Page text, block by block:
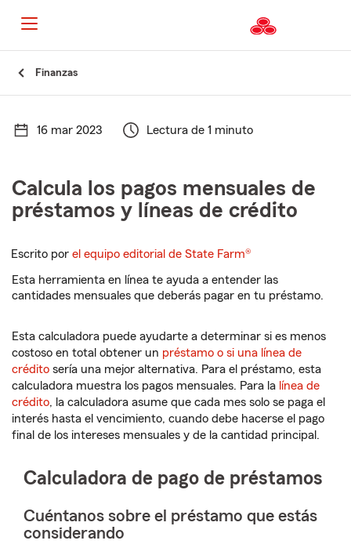
Finanzas
16 mar 2023 Lectura de 1 minuto
Calcula los pagos mensuales de
préstamos y líneas de crédito
Escrito porel equipo editorial de State Farm®
Esta herramienta en línea te ayuda a entender las
cantidades mensuales que deberás pagar en tu préstamo.
Esta calculadora puede ayudarte a determinar si es menos
costoso en total obtener un préstamo o si una línea de
crédito sería una mejor alternativa. Para el préstamo, esta
calculadora muestra los pagos mensuales. Para la línea de
crédito, la calculadora asume que cada mes solo se paga el
interés hasta el vencimiento, cuando debe hacerse el pago
final de los intereses mensuales y de la cantidad principal.
Calculadora de pago de préstamos
Cuéntanos sobre el préstamo que estás
considerando